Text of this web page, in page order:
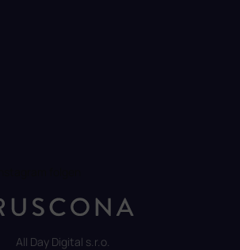
All Day Digital s.r.o.